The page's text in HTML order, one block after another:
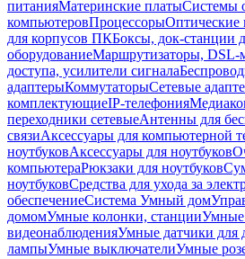
питанияМатеринские платыСистемы
компьютеровПроцессорыОптические
для корпусов ПКБоксы, док-станции
оборудованиеМаршрутизаторы, DSL-
доступа, усилители сигнала
адаптерыКоммутаторыСетевые
комплектующиеIP-телефония
переходники сетевыеАнтенны для
связиАксессуары для компьютерной
ноутбуковАксессуары для ноутбуков
компьютераРюкзаки для ноутбуков
ноутбуковСредства для ухода за
обеспечениеСистема Умный дом
домомУмные колонки, станцииУмные
видеонаблюденияУмные датчики для
лампыУмные выключателиУмные